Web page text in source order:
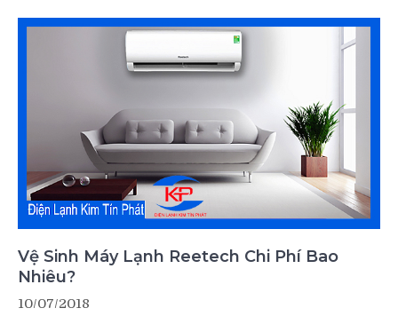
Vệ Sinh Máy Lạnh Reetech Chi Phí Bao
Nhiêu?
10/07/2018